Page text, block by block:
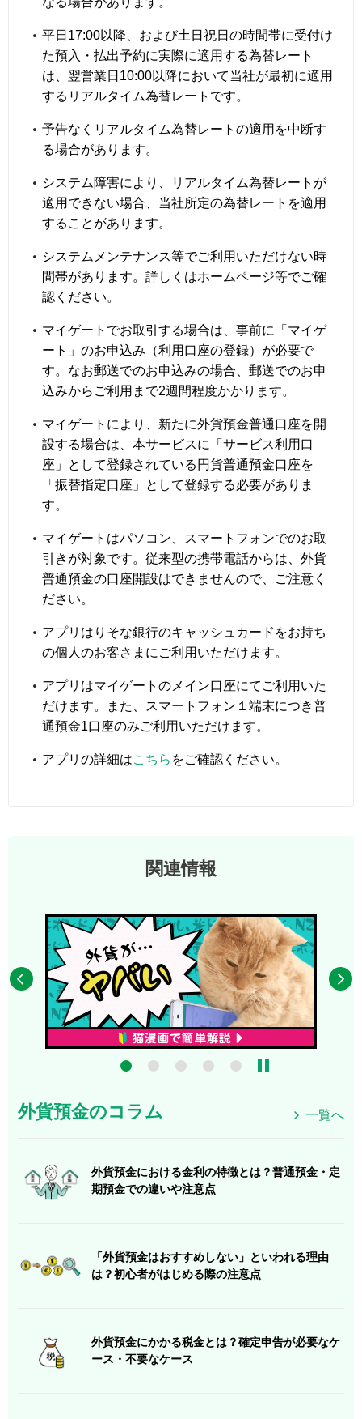
平日17:00以降、および土日祝日の時間帯に受付け
た預入・払出予約に実際に適用する為替レート
は、翌営業日10:00以降において当社が最初に適用
するリアルタイム為替レートです。
予告なくリアルタイム為替レートの適用を中断す
る場合があります。
システム障害により、リアルタイム為替レートが
適用できない場合、当社所定の為替レートを適用
することがあります。
システムメンテナンス等でご利用いただけない時
間帯があります。詳しくはホームページ等でご確
認ください。
マイゲートでお取引する場合は、事前に「マイゲ
ート」のお申込み（利用口座の登録）が必要で
す。なお郵送でのお申込みの場合、郵送でのお申
込みからご利用まで2週間程度かかります。
マイゲートにより、新たに外貨預金普通口座を開
設する場合は、本サービスに「サービス利用口
座」として登録されている円貨普通預金口座を
「振替指定口座」として登録する必要がありま
す。
マイゲートはパソコン、スマートフォンでのお取
引きが対象です。従来型の携帯電話からは、外貨
普通預金の口座開設はできませんので、ご注意く
ださい。
アプリは りそな銀行のキャッシュカードをお持ち
の個人のお客さまにご利用いただけます。
アプリはマイゲートのメイン口座にてご利用いた
だけます。また、スマートフォン１端末につき普
通預金1口座のみご利用いただけます。
アプリの詳細はこちら をご確認ください。
関連情報
外貨預金のコラム 一覧へ
外貨預金における金利の特徴とは？普通預金・定
期預金での違いや注意点
「外貨預金はおすすめしない」といわれる理由
は？初心者がはじめる際の注意点
外貨預金にかかる税金とは？確定申告が必要なケ
ース・不要なケース